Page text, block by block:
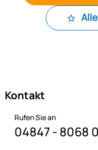
Kontakt
Rufen Sie an
04847 - 8068 0